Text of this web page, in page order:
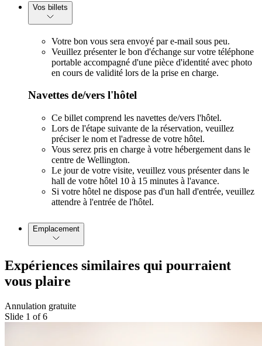
Vos billets
Votre bon vous sera envoyé par e-mail sous peu.
Veuillez présenter le bon d'échange sur votre téléphone
portable accompagné d'une pièce d'identité avec photo
en cours de validité lors de la prise en charge.
Navettes de/vers l'hôtel
Ce billet comprend les navettes de/vers l'hôtel.
Lors de l'étape suivante de la réservation, veuillez
préciser le nom et l'adresse de votre hôtel.
Vous serez pris en charge à votre hébergement dans le
centre de Wellington.
Le jour de votre visite, veuillez vous présenter dans le
hall de votre hôtel 10 à 15 minutes à l'avance.
Si votre hôtel ne dispose pas d'un hall d'entrée, veuillez
attendre à l'entrée de l'hôtel.
Emplacement
Expériences similaires qui pourraient
vous plaire
Annulation gratuite
Slide 1 of 6